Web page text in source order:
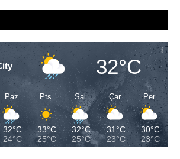
32°C
Paz
32°C
24°C
Pts
33°C
25°C
Sal
32°C
25°C
Çar
31°C
23°C
Per
30°C
23°C